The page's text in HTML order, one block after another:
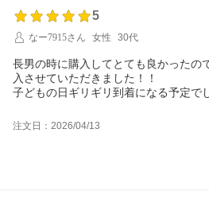
5
なー7915さん
女性 30代
長男の時に購入してとても良かったの
入させていただきました！！
子どもの日ギリギリ到着になる予定で
き予定よりも1週間くらい早く届き本
た！！
注文日：2026/04/13